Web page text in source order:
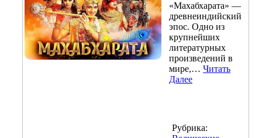
«Махабхарата» —
древнеиндийский
эпос. Одно из
крупнейших
литературных
произведений в
мире,… Читать
Далее
Рубрика: